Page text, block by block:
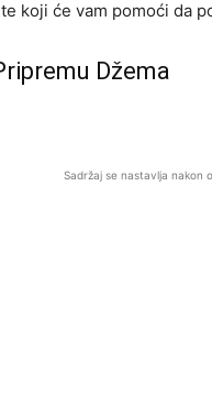
koji će vam pomoći da
Džema
Sadržaj se nastavlja nakon